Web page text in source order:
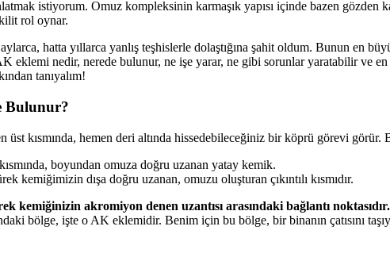
istiyorum. Omuz kompleksinin karmaşık yapısı içinde bazen
rol oynar.
hatta yıllarca yanlış teşhislerle dolaştığına şahit oldum. Bunun en
eklemi nedir, nerede bulunur, ne işe yarar, ne gibi sorunlar yaratabilir ve
tanıyalım!
Bulunur?
üst kısmında, hemen deri altında hissedebileceğiniz bir köprü görevi
boyundan omuza doğru uzanan yatay kemik.
kemiğimizin dışa doğru uzanan, omuzu oluşturan çıkıntılı kısmıdır.
kemiğinizin akromiyon denen uzantısı arasındaki bağlantı noktasıdır.
bölge, işte o AK eklemidir. Benim için bu bölge, bir binanın çatısını